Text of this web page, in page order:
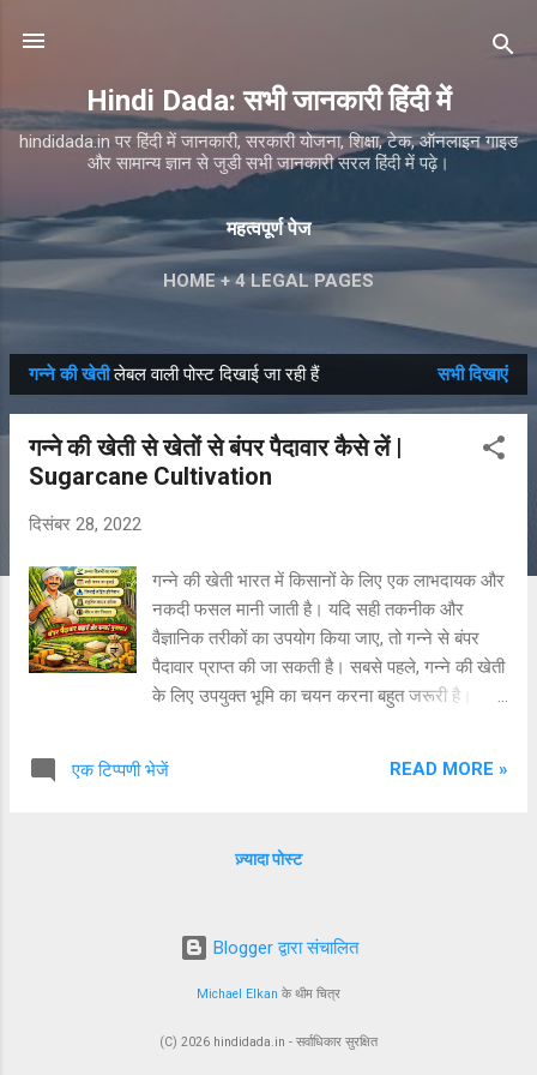
Hindi Dada: सभी जानकारी हिंदी में
hindidada.in पर हिंदी में जानकारी, सरकारी योजना, शिक्षा, टेक, ऑनलाइन गाइड
और सामान्य ज्ञान से जुडी सभी जानकारी सरल हिंदी में पढ़े।
महत्वपूर्ण पेज
HOME + 4 LEGAL PAGES
सं
दे
गन्ने की खेतीलेबल वाली पोस्ट दिखाई जा रही हैं सभी दिखाएं
गन्ने की खेती से खेतों से बंपर पैदावार कैसे लें |
Sugarcane Cultivation
दिसंबर 28, 2022
गन्ने की खेती भारत में किसानों के लिए एक लाभदायक और
नकदी फसल मानी जाती है। यदि सही तकनीक और
वैज्ञानिक तरीकों का उपयोग किया जाए, तो गन्ने से बंपर
पैदावार प्राप्त की जा सकती है। सबसे पहले, गन्ने की खेती
के लिए उपयुक्त भूमि का चयन करना बहुत जरूरी है।
गहरी जुताई करें और अच्छी तरह से गोबर की खाद या
Co-86032 जैसी किस्में अधिक पैदावार देती हैं। बुवाई का
पर्याप्त पोषण और धूप मिल सके। सिंचाई प्रबंधन गन्ने की
खेती में सबसे महत्वपूर्ण पहलू है। नियमित अंतराल पर
करने से पानी की बचत के साथ-साथ उत्पादन भी बढ़ता है।
एक टिप्पणी भेजें READ MORE »
ज़्यादा पोस्ट
Blogger द्वारा संचालित
Michael Elkan के थीम चित्र
(C) 2026 hindidada.in - सर्वाधिकार सुरक्षित